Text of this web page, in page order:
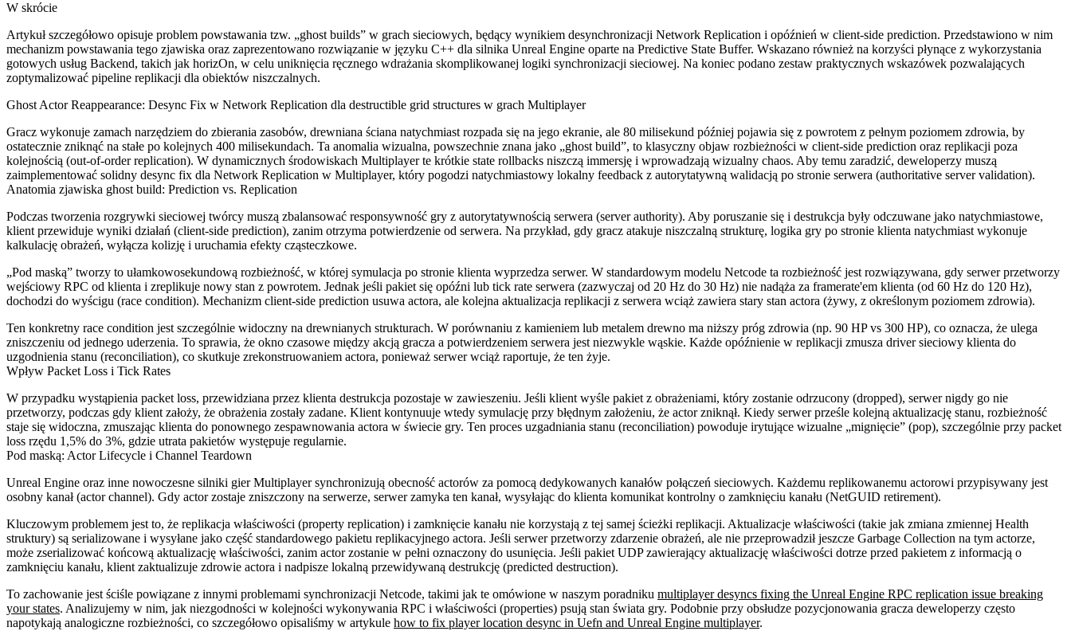
W skrócie
Artykuł szczegółowo opisuje problem powstawania tzw. „ghost builds” w grach sieciowych, będący wynikiem desynchronizacji Network Replication i opóźnień w client-side prediction. Przedstawiono w nim
mechanizm powstawania tego zjawiska oraz zaprezentowano rozwiązanie w języku C++ dla silnika Unreal Engine oparte na Predictive State Buffer. Wskazano również na korzyści płynące z wykorzystania
gotowych usług Backend, takich jak horizOn, w celu uniknięcia ręcznego wdrażania skomplikowanej logiki synchronizacji sieciowej. Na koniec podano zestaw praktycznych wskazówek pozwalających
zoptymalizować pipeline replikacji dla obiektów niszczalnych.
Ghost Actor Reappearance: Desync Fix w Network Replication dla destructible grid structures w grach Multiplayer
Gracz wykonuje zamach narzędziem do zbierania zasobów, drewniana ściana natychmiast rozpada się na jego ekranie, ale 80 milisekund później pojawia się z powrotem z pełnym poziomem zdrowia, by
ostatecznie zniknąć na stałe po kolejnych 400 milisekundach. Ta anomalia wizualna, powszechnie znana jako „ghost build”, to klasyczny objaw rozbieżności w client-side prediction oraz replikacji poza
kolejnością (out-of-order replication). W dynamicznych środowiskach Multiplayer te krótkie state rollbacks niszczą immersję i wprowadzają wizualny chaos. Aby temu zaradzić, deweloperzy muszą
zaimplementować solidny desync fix dla Network Replication w Multiplayer, który pogodzi natychmiastowy lokalny feedback z autorytatywną walidacją po stronie serwera (authoritative server validation).
Anatomia zjawiska ghost build: Prediction vs. Replication
Podczas tworzenia rozgrywki sieciowej twórcy muszą zbalansować responsywność gry z autorytatywnością serwera (server authority). Aby poruszanie się i destrukcja były odczuwane jako natychmiastowe,
klient przewiduje wyniki działań (client-side prediction), zanim otrzyma potwierdzenie od serwera. Na przykład, gdy gracz atakuje niszczalną strukturę, logika gry po stronie klienta natychmiast wykonuje
kalkulację obrażeń, wyłącza kolizję i uruchamia efekty cząsteczkowe.
„Pod maską” tworzy to ułamkowosekundową rozbieżność, w której symulacja po stronie klienta wyprzedza serwer. W standardowym modelu Netcode ta rozbieżność jest rozwiązywana, gdy serwer przetworzy
wejściowy RPC od klienta i zreplikuje nowy stan z powrotem. Jednak jeśli pakiet się opóźni lub tick rate serwera (zazwyczaj od 20 Hz do 30 Hz) nie nadąża za framerate'em klienta (od 60 Hz do 120 Hz),
dochodzi do wyścigu (race condition). Mechanizm client-side prediction usuwa actora, ale kolejna aktualizacja replikacji z serwera wciąż zawiera stary stan actora (żywy, z określonym poziomem zdrowia).
Ten konkretny race condition jest szczególnie widoczny na drewnianych strukturach. W porównaniu z kamieniem lub metalem drewno ma niższy próg zdrowia (np. 90 HP vs 300 HP), co oznacza, że ulega
zniszczeniu od jednego uderzenia. To sprawia, że okno czasowe między akcją gracza a potwierdzeniem serwera jest niezwykle wąskie. Każde opóźnienie w replikacji zmusza driver sieciowy klienta do
uzgodnienia stanu (reconciliation), co skutkuje zrekonstruowaniem actora, ponieważ serwer wciąż raportuje, że ten żyje.
Wpływ Packet Loss i Tick Rates
W przypadku wystąpienia packet loss, przewidziana przez klienta destrukcja pozostaje w zawieszeniu. Jeśli klient wyśle pakiet z obrażeniami, który zostanie odrzucony (dropped), serwer nigdy go nie
przetworzy, podczas gdy klient założy, że obrażenia zostały zadane. Klient kontynuuje wtedy symulację przy błędnym założeniu, że actor zniknął. Kiedy serwer prześle kolejną aktualizację stanu, rozbieżność
staje się widoczna, zmuszając klienta do ponownego zespawnowania actora w świecie gry. Ten proces uzgadniania stanu (reconciliation) powoduje irytujące wizualne „mignięcie” (pop), szczególnie przy packet
loss rzędu 1,5% do 3%, gdzie utrata pakietów występuje regularnie.
Pod maską: Actor Lifecycle i Channel Teardown
Unreal Engine oraz inne nowoczesne silniki gier Multiplayer synchronizują obecność actorów za pomocą dedykowanych kanałów połączeń sieciowych. Każdemu replikowanemu actorowi przypisywany jest
osobny kanał (actor channel). Gdy actor zostaje zniszczony na serwerze, serwer zamyka ten kanał, wysyłając do klienta komunikat kontrolny o zamknięciu kanału (NetGUID retirement).
Kluczowym problemem jest to, że replikacja właściwości (property replication) i zamknięcie kanału nie korzystają z tej samej ścieżki replikacji. Aktualizacje właściwości (takie jak zmiana zmiennej Health
struktury) są serializowane i wysyłane jako część standardowego pakietu replikacyjnego actora. Jeśli serwer przetworzy zdarzenie obrażeń, ale nie przeprowadził jeszcze Garbage Collection na tym actorze,
może zserializować końcową aktualizację właściwości, zanim actor zostanie w pełni oznaczony do usunięcia. Jeśli pakiet UDP zawierający aktualizację właściwości dotrze przed pakietem z informacją o
zamknięciu kanału, klient zaktualizuje zdrowie actora i nadpisze lokalną przewidywaną destrukcję (predicted destruction).
To zachowanie jest ściśle powiązane z innymi problemami synchronizacji Netcode, takimi jak te omówione w naszym poradniku multiplayer desyncs fixing the Unreal Engine RPC replication issue breaking
your states. Analizujemy w nim, jak niezgodności w kolejności wykonywania RPC i właściwości (properties) psują stan świata gry. Podobnie przy obsłudze pozycjonowania gracza deweloperzy często
napotykają analogiczne rozbieżności, co szczegółowo opisaliśmy w artykule how to fix player location desync in Uefn and Unreal Engine multiplayer.